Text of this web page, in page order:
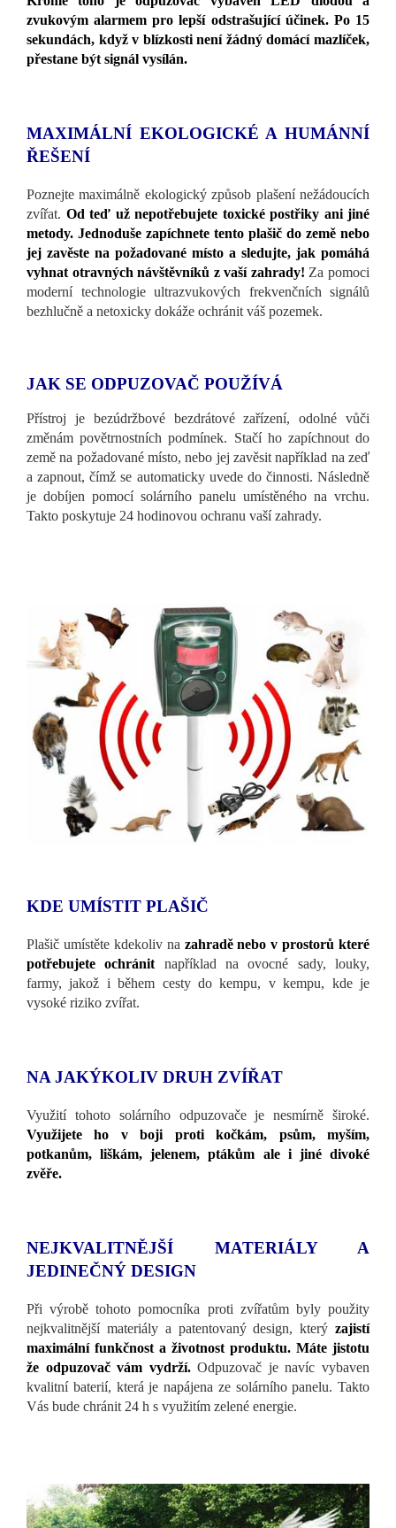
zvukovým alarmem pro lepší odstrašující účinek. Po 15
sekundách, když v blízkosti není žádný domácí mazlíček,
přestane být signál vysílán.
MAXIMÁLNÍ EKOLOGICKÉ A HUMÁNNÍ
ŘEŠENÍ
Poznejte maximálně ekologický způsob plašení nežádoucích
zvířat. Od teď už nepotřebujete toxické postřiky ani jiné
metody. Jednoduše zapíchnete tento plašič do země nebo
jej zavěste na požadované místo a sledujte, jak pomáhá
vyhnat otravných návštěvníků z vaší zahrady! Za pomoci
moderní technologie ultrazvukových frekvenčních signálů
bezhlučně a netoxicky dokáže ochránit váš pozemek.
JAK SE ODPUZOVAČ POUŽÍVÁ
Přístroj je bezúdržbové bezdrátové zařízení, odolné vůči
změnám povětrnostních podmínek. Stačí ho zapíchnout do
země na požadované místo, nebo jej zavěsit například na zeď
a zapnout, čímž se automaticky uvede do činnosti. Následně
je dobíjen pomocí solárního panelu umístěného na vrchu.
Takto poskytuje 24 hodinovou ochranu vaší zahrady.
KDE UMÍSTIT PLAŠIČ
Plašič umístěte kdekoliv na zahradě nebo v prostorů které
potřebujete ochránit
například na ovocné sady, louky,
farmy, jakož i během cesty do kempu, v kempu, kde je
vysoké riziko zvířat.
NA JAKÝKOLIV DRUH ZVÍŘAT
Využití tohoto solárního odpuzovače je nesmírně široké.
Využijete ho v boji proti kočkám, psům, myším,
potkanům, liškám, jelenem, ptákům ale i jiné divoké
zvěře.
NEJKVALITNĚJŠÍ MATERIÁLY A
JEDINEČNÝ DESIGN
Při výrobě tohoto pomocníka proti zvířatům byly použity
nejkvalitnější materiály a patentovaný design, který zajistí
maximální funkčnost a životnost produktu. Máte jistotu
že odpuzovač vám vydrží.Odpuzovač je navíc vybaven
kvalitní baterií, která je napájena ze solárního panelu. Takto
Vás bude chránit 24 h s využitím zelené energie.